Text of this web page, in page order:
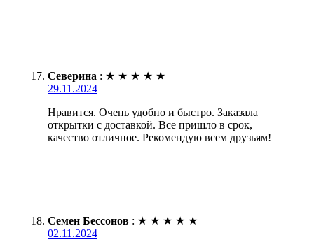
Северина : ★ ★ ★ ★ ★
29.11.2024
Нравится. Очень удобно и быстро. Заказала
открытки с доставкой. Все пришло в срок,
качество отличное. Рекомендую всем друзьям!
Семен Бессонов : ★ ★ ★ ★ ★
02.11.2024